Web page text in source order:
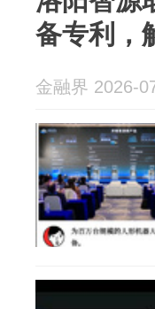
备专利，
金融界 2026-